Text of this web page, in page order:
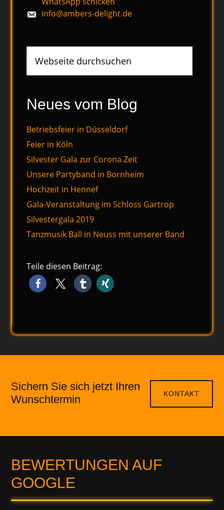
info@ambers-delight.de
durchsuchen
Neues vom Blog
Betriebsfeier in Düsseldorf
Feier in Köln
Silvester Gala zur Corona Zeit
Unsere Partyband in Bornheim
Hochzeit in Hennef
Gala-Veranstaltung im Schloss Gartrop
Silvestergala 2019
Tanzmusik Ball in Neuss mit unserer Band
Teile diesen Beitrag:
Sichern Sie sich jetzt Ihren
Wunschtermin
KONTAKT
BEWERTUNGEN AUF
GOOGLE